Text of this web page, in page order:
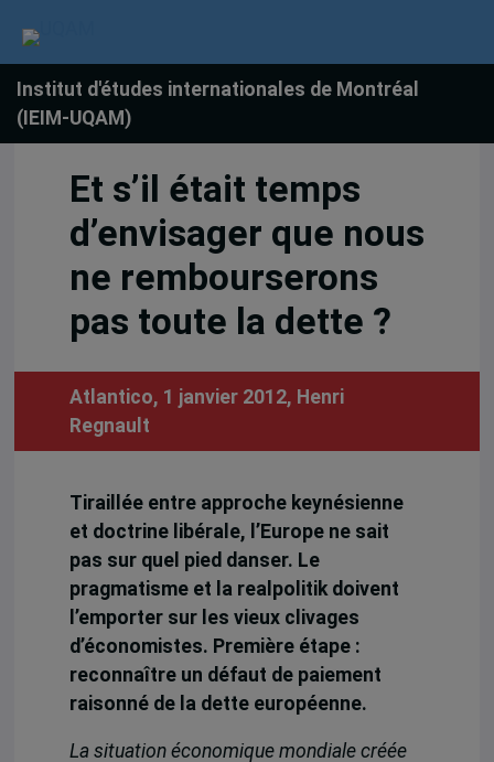
Institut d'études internationales de Montréal
(IEIM-UQAM)
Et s’il était temps
d’envisager que nous
ne rembourserons
pas toute la dette ?
Atlantico, 1 janvier 2012, Henri
Regnault
Tiraillée entre approche keynésienne
et doctrine libérale, l’Europe ne sait
pas sur quel pied danser. Le
pragmatisme et la realpolitik doivent
l’emporter sur les vieux clivages
d’économistes. Première étape :
reconnaître un défaut de paiement
raisonné de la dette européenne.
La situation économique mondiale créée